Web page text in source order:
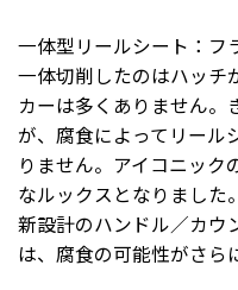
一体型リールシート：フ
一体切削したのはハッチ
カーは多くありません。
が、腐食によってリール
りません。アイコニック
なルックスとなりました。
新設計のハンドル／カウ
は、腐食の可能性がさら